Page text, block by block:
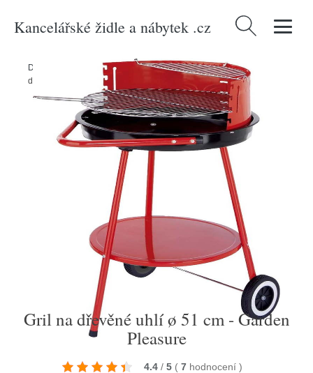
Kancelářské židle a nábytek .cz Vyhledávání
Domů > Zahrada > Grily a příslušenství > Grily/
dřevěné uhlí ø 51 cm - Garden Pleasure
Gril na dřevěné uhlí ø 51 cm - Garden
Pleasure
4.4 / 5 ( 7 hodnocení )